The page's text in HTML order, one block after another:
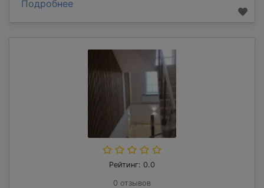
Подробнее
Рейтинг: 0.0
0 отзывов